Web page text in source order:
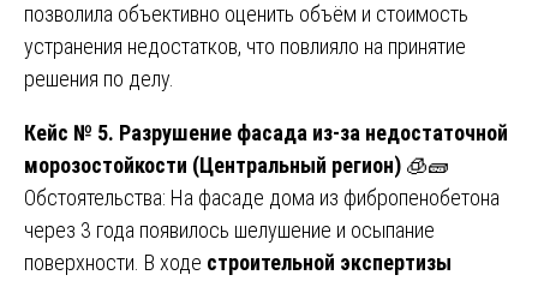
позволила объективно оценить объём и стоимость
устранения недостатков, что повлияло на принятие
решения по делу.
Кейс № 5. Разрушение фасада из-за недостаточной
морозостойкости (Центральный регион) 🧊🧱
Обстоятельства: На фасаде дома из фибропенобетона
через 3 года появилось шелушение и осыпание
поверхности. В ходе строительной экспертизы